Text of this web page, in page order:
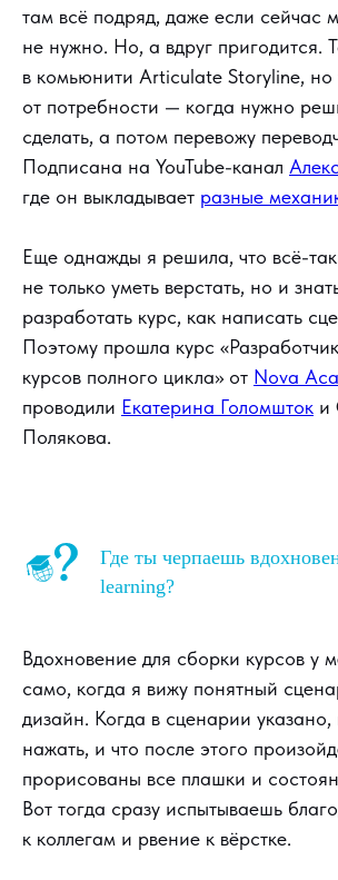
там всё подряд, даже если сейчас
не нужно. Но, а вдруг пригодится.
в комьюнити Articulate Storyline, но
от потребности — когда нужно
сделать, а потом перевожу
Подписана на YouTube-канал
где он выкладывает разные
Еще однажды я решила, что всё-
не только уметь верстать, но и
разработать курс, как написать
Поэтому прошла курс
курсов полного цикла» от Nova
проводили Екатерина Голомшток и
Полякова.
Где ты черпаешь
learning?
Вдохновение для сборки курсов у
само, когда я вижу понятный
дизайн. Когда в сценарии указано,
нажать, и что после этого
прорисованы все плашки и
Вот тогда сразу испытываешь
к коллегам и рвение к вёрстке.